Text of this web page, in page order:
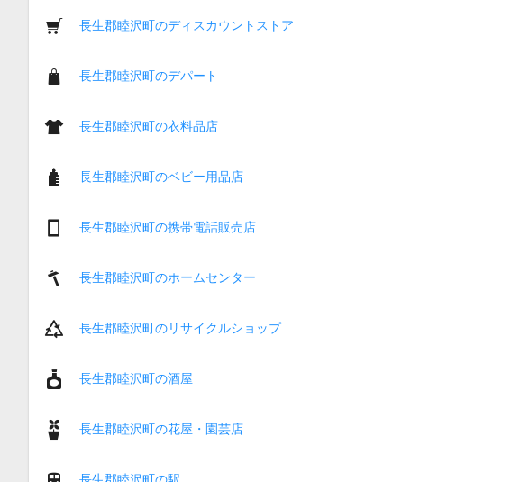
長生郡睦沢町のディスカウントストア
長生郡睦沢町のデパート
長生郡睦沢町の衣料品店
長生郡睦沢町のベビー用品店
長生郡睦沢町の携帯電話販売店
長生郡睦沢町のホームセンター
長生郡睦沢町のリサイクルショップ
長生郡睦沢町の酒屋
長生郡睦沢町の花屋・園芸店
長生郡睦沢町の駅